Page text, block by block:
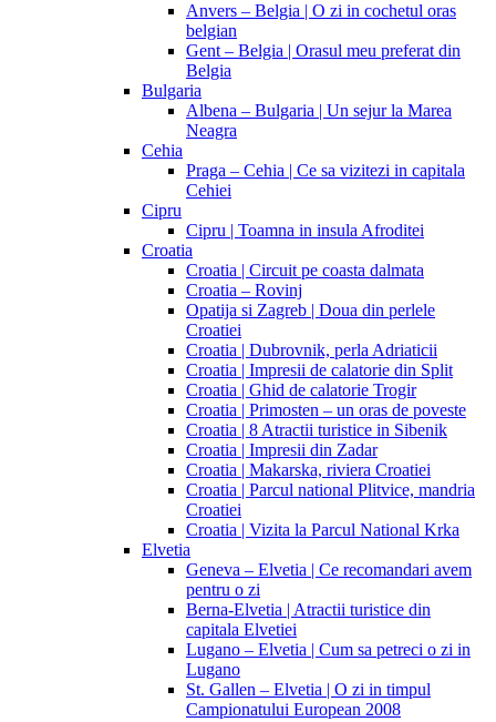
Anvers – Belgia | O zi in cochetul oras
belgian
Gent – Belgia | Orasul meu preferat din
Belgia
Bulgaria
Albena – Bulgaria | Un sejur la Marea
Neagra
Cehia
Praga – Cehia | Ce sa vizitezi in capitala
Cehiei
Cipru
Cipru | Toamna in insula Afroditei
Croatia
Croatia | Circuit pe coasta dalmata
Croatia – Rovinj
Opatija si Zagreb | Doua din perlele
Croatiei
Croatia | Dubrovnik, perla Adriaticii
Croatia | Impresii de calatorie din Split
Croatia | Ghid de calatorie Trogir
Croatia | Primosten – un oras de poveste
Croatia | 8 Atractii turistice in Sibenik
Croatia | Impresii din Zadar
Croatia | Makarska, riviera Croatiei
Croatia | Parcul national Plitvice, mandria
Croatiei
Croatia | Vizita la Parcul National Krka
Elvetia
Geneva – Elvetia | Ce recomandari avem
pentru o zi
Berna-Elvetia | Atractii turistice din
capitala Elvetiei
Lugano – Elvetia | Cum sa petreci o zi in
Lugano
St. Gallen – Elvetia | O zi in timpul
Campionatului European 2008